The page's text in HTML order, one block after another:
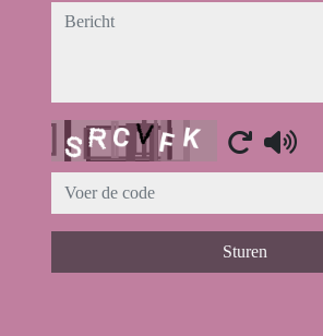
bericht
Captcha
Sturen